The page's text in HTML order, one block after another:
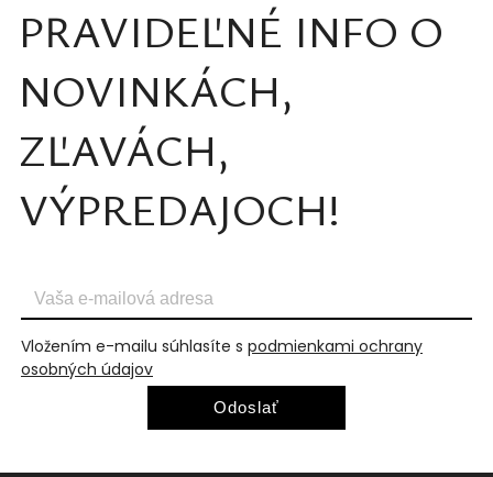
PRAVIDEĽNÉ INFO O
NOVINKÁCH,
ZĽAVÁCH,
VÝPREDAJOCH!
Vložením e-mailu súhlasíte s podmienkami ochrany
osobných údajov
Odoslať